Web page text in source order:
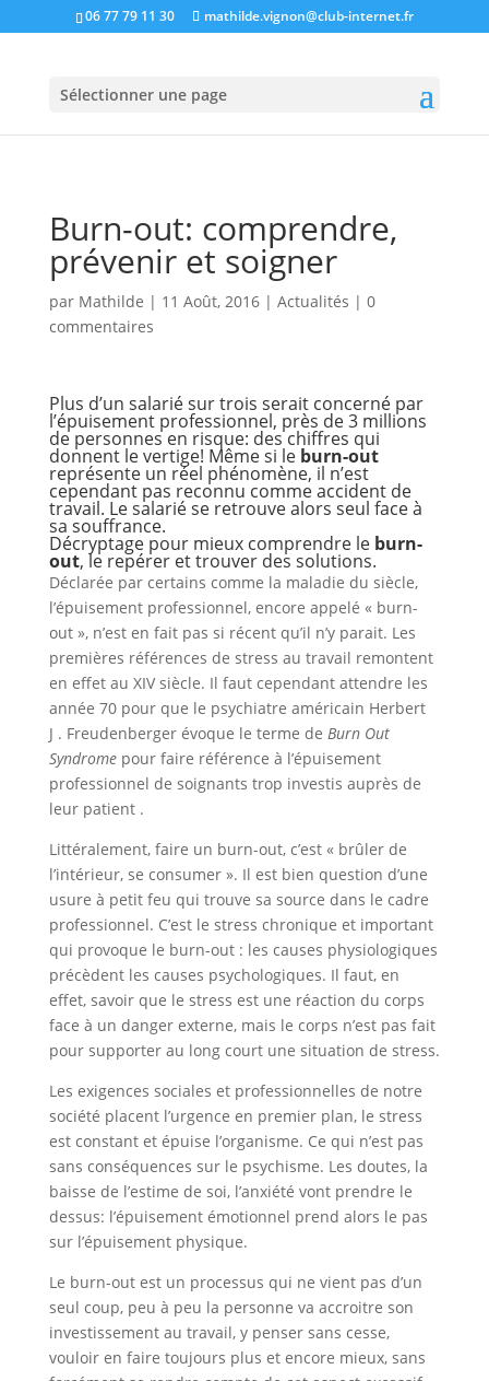
06 77 79 11 30 mathilde.vignon@club-internet.fr
Sélectionner une page
Burn-out: comprendre,
prévenir et soigner
par Mathilde | 11 Août, 2016| Actualités | 0
commentaires
Plus d’un salarié sur trois serait concerné par
l’épuisement professionnel, près de 3 millions
de personnes en risque: des chiffres qui
donnent le vertige! Même si le burn-out
représente un réel phénomène, il n’est
cependant pas reconnu comme accident de
travail. Le salarié se retrouve alors seul face à
sa souffrance.
Décryptage pour mieux comprendre le burn-
out, le repérer et trouver des solutions.
Déclarée par certains comme la maladie du siècle,
l’épuisement professionnel, encore appelé « burn-
out », n’est en fait pas si récent qu’il n’y parait. Les
premières références de stress au travail remontent
en effet au XIV siècle. Il faut cependant attendre les
année 70 pour que le psychiatre américain Herbert
J . Freudenberger évoque le terme de Burn Out
Syndromepour faire référence à l’épuisement
professionnel de soignants trop investis auprès de
leur patient .
Littéralement, faire un burn-out, c’est « brûler de
l’intérieur, se consumer ». Il est bien question d’une
usure à petit feu qui trouve sa source dans le cadre
professionnel. C’est le stress chronique et important
qui provoque le burn-out : les causes physiologiques
précèdent les causes psychologiques. Il faut, en
effet, savoir que le stress est une réaction du corps
face à un danger externe, mais le corps n’est pas fait
pour supporter au long court une situation de stress.
Les exigences sociales et professionnelles de notre
société placent l’urgence en premier plan, le stress
est constant et épuise l’organisme. Ce qui n’est pas
sans conséquences sur le psychisme. Les doutes, la
baisse de l’estime de soi, l’anxiété vont prendre le
dessus: l’épuisement émotionnel prend alors le pas
sur l’épuisement physique.
Le burn-out est un processus qui ne vient pas d’un
seul coup, peu à peu la personne va accroitre son
investissement au travail, y penser sans cesse,
vouloir en faire toujours plus et encore mieux, sans